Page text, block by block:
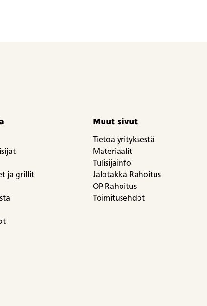
ja grillit
Muut sivut
Tietoa yrityksestä
Materiaalit
Tulisijainfo
Jalotakka Rahoitus
OP Rahoitus
Toimitusehdot